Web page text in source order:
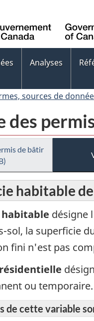
Analyses
sources de
des
de bâtir
habitable
désigne
sol, la superficie
fini n'est pas
ou
de cette variable